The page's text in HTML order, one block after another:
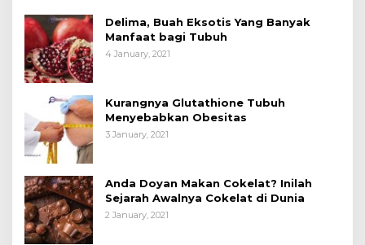
Delima, Buah Eksotis Yang Banyak
Manfaat bagi Tubuh
4 January, 2021
Kurangnya Glutathione Tubuh
Menyebabkan Obesitas
3 January, 2021
Anda Doyan Makan Cokelat? Inilah
Sejarah Awalnya Cokelat di Dunia
2 January, 2021